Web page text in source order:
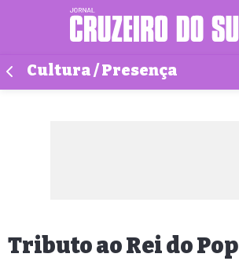
Cultura / Presença
Tributo ao Rei do Pop